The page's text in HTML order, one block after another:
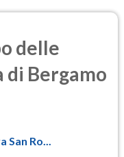
delle
Bergamo
San Ro...